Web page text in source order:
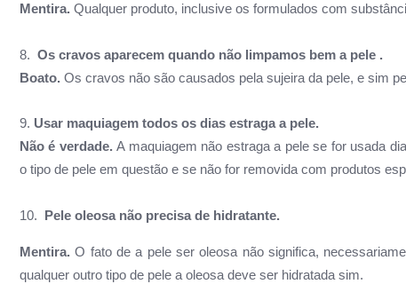
Mentira. Qualquer produto, inclusive os formulados com
8. Os cravos aparecem quando não limpamos bem a pele .
Boato. Os cravos não são causados pela sujeira da pele, e sim
9. Usar maquiagem todos os dias estraga a pele.
Não é verdade. A maquiagem não estraga a pele se for usada
o tipo de pele em questão e se não for removida com produtos
10. Pele oleosa não precisa de hidratante.
Mentira.O fato de a pele ser oleosa não significa,
qualquer outro tipo de pele a oleosa deve ser hidratada sim.